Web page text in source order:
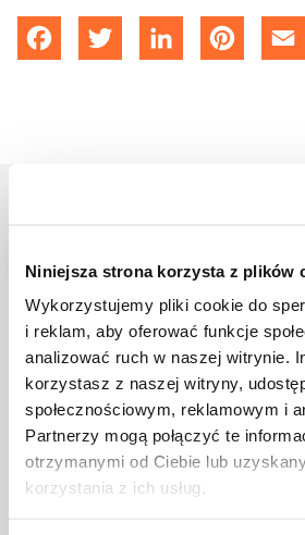
Niniejsza strona korzysta z plików
Wykorzystujemy pliki cookie do
i reklam, aby oferować funkcje
analizować ruch w naszej witrynie.
korzystasz z naszej witryny,
społecznościowym, reklamowym i
Partnerzy mogą połączyć te
otrzymanymi od Ciebie lub
korzystania z ich usług.
TwitterLinkedInPinterestEmail
Studenci ATA na